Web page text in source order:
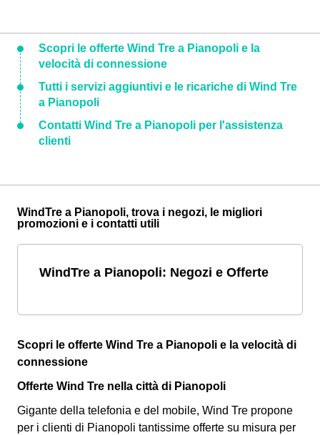
Scopri le offerte Wind Tre a Pianopoli e la
velocità di connessione
Tutti i servizi aggiuntivi e le ricariche di Wind Tre
a Pianopoli
Contatti Wind Tre a Pianopoli per l'assistenza
clienti
WindTre a Pianopoli, trova i negozi, le migliori
promozioni e i contatti utili
WindTre a Pianopoli: Negozi e Offerte
Scopri le offerte Wind Tre a Pianopoli e la velocità di
connessione
Offerte Wind Tre nella città di Pianopoli
Gigante della telefonia e del mobile, Wind Tre propone
per i clienti di Pianopoli tantissime offerte su misura per